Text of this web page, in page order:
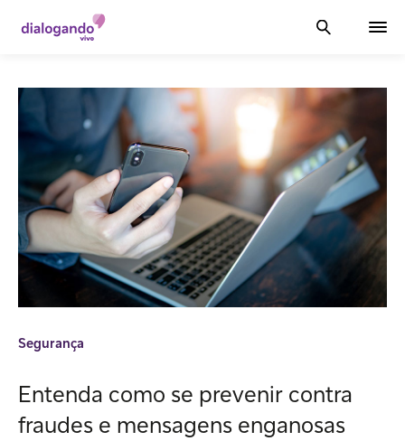
Segurança
Entenda como se prevenir contra
fraudes e mensagens enganosas